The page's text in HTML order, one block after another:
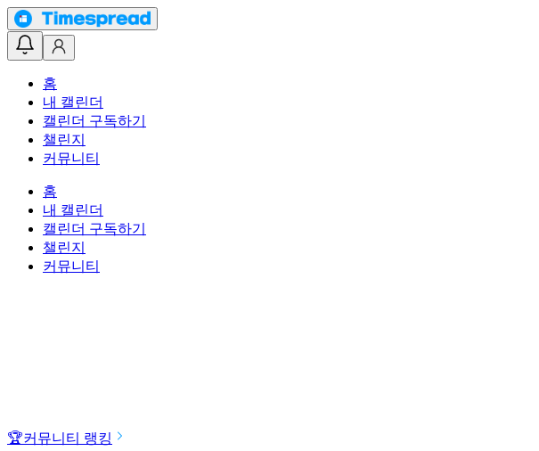
홈
내 캘린더
캘린더 구독하기
챌린지
커뮤니티
홈
내 캘린더
캘린더 구독하기
챌린지
커뮤니티
🏆커뮤니티 랭킹